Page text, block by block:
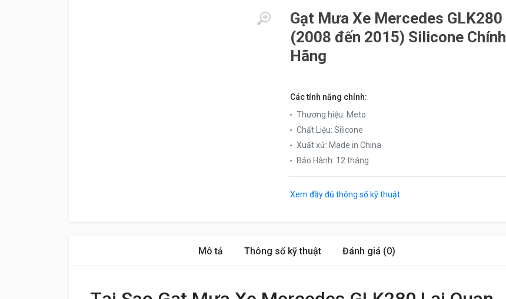
Gạt Mưa Xe Mercedes GLK280
(2008 đến 2015) Silicone Chính
Hãng
Các tính năng chính:
Thương hiệu: Meto
Chất Liệu: Silicone
Xuất xứ: Made in China
Bảo Hành: 12 tháng
Xem đầy đủ thông số kỹ thuật
Mô tả Thông số kỹ thuật Đánh giá (0)